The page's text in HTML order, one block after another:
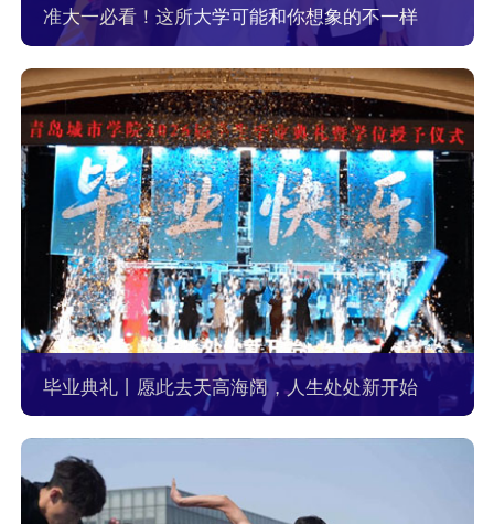
准大一必看！这所大学可能和你想象的不一样
毕业典礼丨愿此去天高海阔，人生处处新开始